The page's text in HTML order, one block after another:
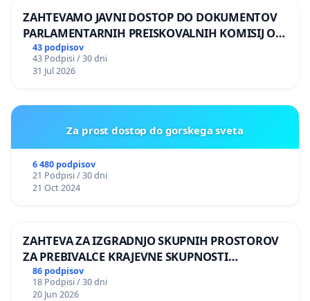
ZAHTEVAMO JAVNI DOSTOP DO DOKUMENTOV
PARLAMENTARNIH PREISKOVALNIH KOMISIJ O
ILEGALNI TRGOVINI Z OROŽJEM
43 podpisov
43 Podpisi / 30 dni
31 Jul 2026
Za prost dostop do gorskega sveta
6 480 podpisov
21 Podpisi / 30 dni
21 Oct 2024
ZAHTEVA ZA IZGRADNJO SKUPNIH PROSTOROV
ZA PREBIVALCE KRAJEVNE SKUPNOSTI
PRESTRANEK
86 podpisov
18 Podpisi / 30 dni
20 Jun 2026